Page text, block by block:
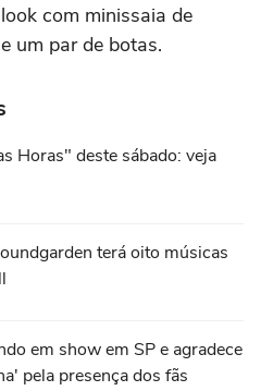
com minissaia de
um par de botas.
Horas" deste sábado: veja
terá oito músicas
em show em SP e agradece
pela presença dos fãs